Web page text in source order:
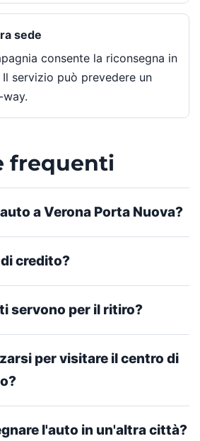
sede
consente la riconsegna in
Il servizio può prevedere un
frequenti
a Verona Porta Nuova?
credito?
servono per il ritiro?
per visitare il centro di
l'auto in un'altra città?